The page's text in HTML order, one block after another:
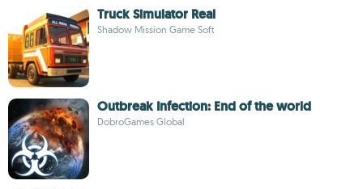
Truck Simulator Real
Shadow Mission Game Soft
Outbreak Infection: End of the world
DobroGames Global